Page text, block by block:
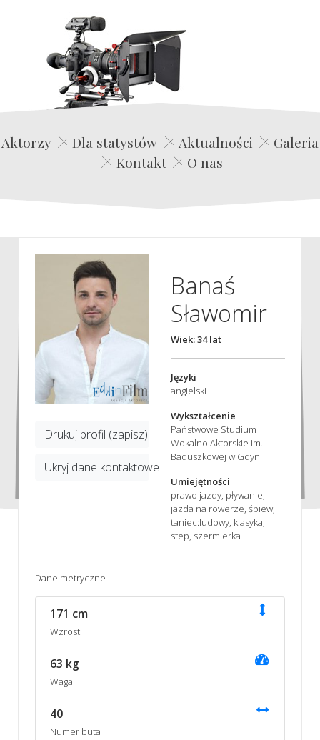
Edwin Film Agencja Aktorska
Aktorzy Dla statystów Aktualności
Galeria
Kontakt
O nas
Drukuj profil (zapisz)
Ukryj dane kontaktowe
Banaś
Sławomir
Wiek: 34 lat
Języki
angielski
Wykształcenie
Państwowe Studium
Wokalno Aktorskie im.
Baduszkowej w Gdyni
Umiejętności
prawo jazdy, pływanie,
jazda na rowerze, śpiew,
taniec:ludowy, klasyka,
step, szermierka
Dane metryczne
171 cm
Wzrost
63 kg
Waga
40
Numer buta